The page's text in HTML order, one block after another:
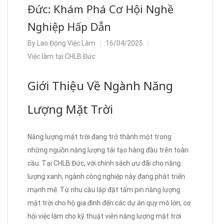
Đức: Khám Phá Cơ Hội Nghề
Nghiệp Hấp Dẫn
By Lao Động Việc Làm
16/04/2025
Việc làm tại CHLB Đức
Giới Thiệu Về Ngành Năng
Lượng Mặt Trời
Năng lượng mặt trời đang trở thành một trong
những nguồn năng lượng tái tạo hàng đầu trên toàn
cầu. Tại CHLB Đức, với chính sách ưu đãi cho năng
lượng xanh, ngành công nghiệp này đang phát triển
mạnh mẽ. Từ nhu cầu lắp đặt tấm pin năng lượng
mặt trời cho hộ gia đình đến các dự án quy mô lớn, cơ
hội việc làm cho kỹ thuật viên năng lượng mặt trời